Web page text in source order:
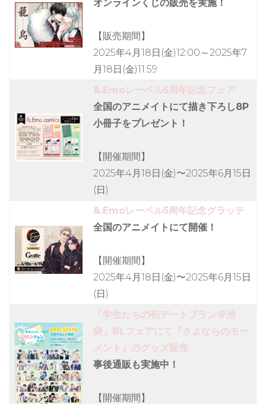
オンラインくじの販売を実施！
【販売期間】
2025年4月18日(金)12:00～2025年7
月18日(金)11:59
&.Emoレーベル5周年記念フェア
全国のアニメイトにて描き下ろし8P
小冊子をプレゼント！
【開催期間】
2025年4月18日(金)〜2025年6月15日
(日)
&.Emoレーベル5周年記念グラッテ
全国のアニメイトにて開催！
【開催期間】
2025年4月18日(金)〜2025年6月15日
(日)
「学生たちの初デートプラン＠池
袋」BLフェアにて『さよならのモー
メント』のグッズ販売
事後通販も実施中！
【開催期間】